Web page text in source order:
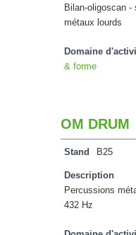
Bilan-oligoscan -
métaux lourds
Domaine
& forme
OM DRUM
Stand B25
Description
Percussions
432 Hz